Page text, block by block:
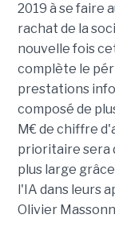
2019 à se faire
rachat de la
nouvelle fois
complète le
prestations
composé de
M€ de chiffre
prioritaire sera
plus large
l'IA dans leurs
Olivier